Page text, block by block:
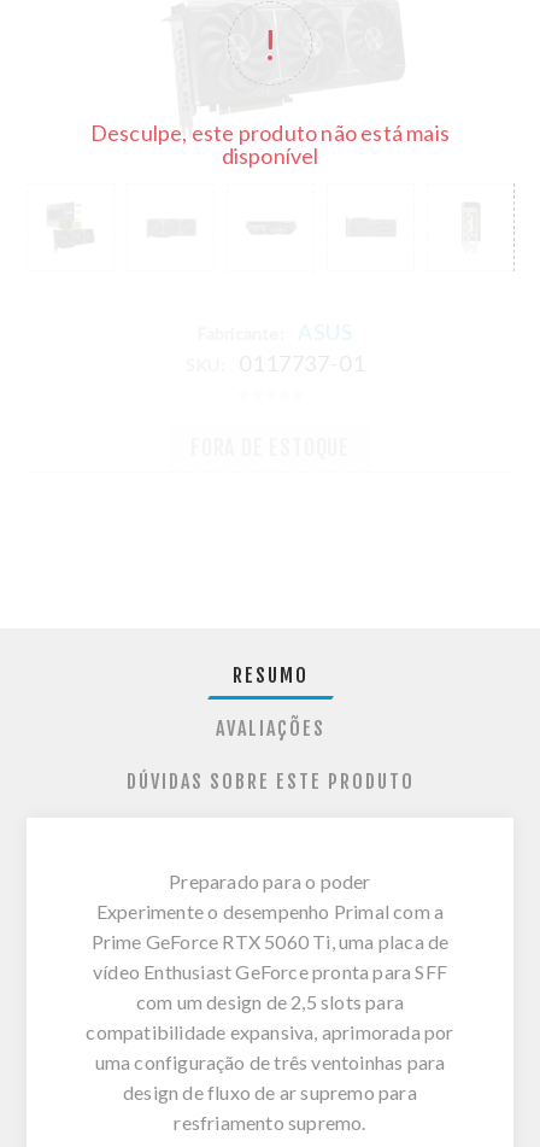
Desculpe, este produto não está mais
disponível
ASUS
RESUMO
AVALIAÇÕES
DÚVIDAS SOBRE ESTE PRODUTO
Preparado para o poder
Experimente o desempenho Primal com a
Prime GeForce RTX 5060 Ti, uma placa de
vídeo Enthusiast GeForce pronta para SFF
com um design de 2,5 slots para
compatibilidade expansiva, aprimorada por
uma configuração de três ventoinhas para
design de fluxo de ar supremo para
resfriamento supremo.